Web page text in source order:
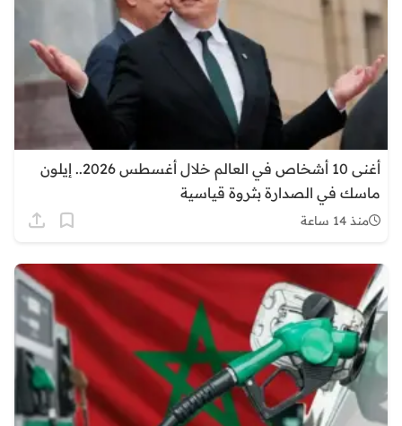
أغنى 10 أشخاص في العالم خلال أغسطس 2026.. إيلون
ماسك في الصدارة بثروة قياسية
منذ 14 ساعة